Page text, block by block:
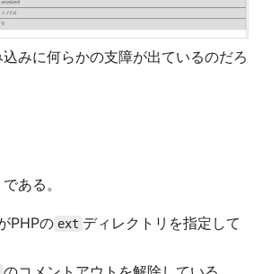
みに何らかの支障が出ているのだろ
ある。
PHPの ext ディレクトリを指定して